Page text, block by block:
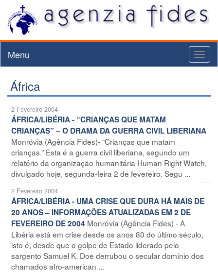
Menu
África
2 Fevereiro 2004
ÁFRICA/LIBÉRIA - “CRIANÇAS QUE MATAM
CRIANÇAS” – O DRAMA DA GUERRA CIVIL LIBERIANA
Monróvia (Agência Fides)- “Crianças que matam
crianças.” Esta é a guerra civil liberiana, segundo um
relatório da organização humanitária Human Right Watch,
divulgado hoje, segunda-feira 2 de fevereiro. Segu ...
2 Fevereiro 2004
ÁFRICA/LIBÉRIA - UMA CRISE QUE DURA HÁ MAIS DE
20 ANOS – INFORMAÇÕES ATUALIZADAS EM 2 DE
FEVEREIRO DE 2004 Monróvia (Agência Fides) - A
Libéria está em crise desde os anos 80 do último século,
isto é, desde que o golpe de Estado liderado pelo
sargento Samuel K. Doe derrubou o secular domínio dos
chamados afro-american ...